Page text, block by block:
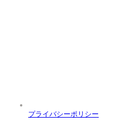
プライバシーポリシー